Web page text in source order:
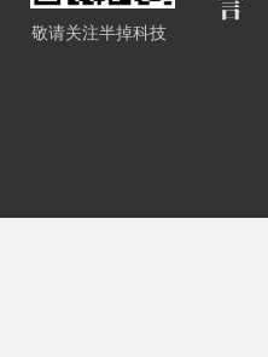
敬请关注半掉科技